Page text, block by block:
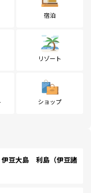
宿泊
リゾート
ショップ
豆大島 利島（伊豆諸